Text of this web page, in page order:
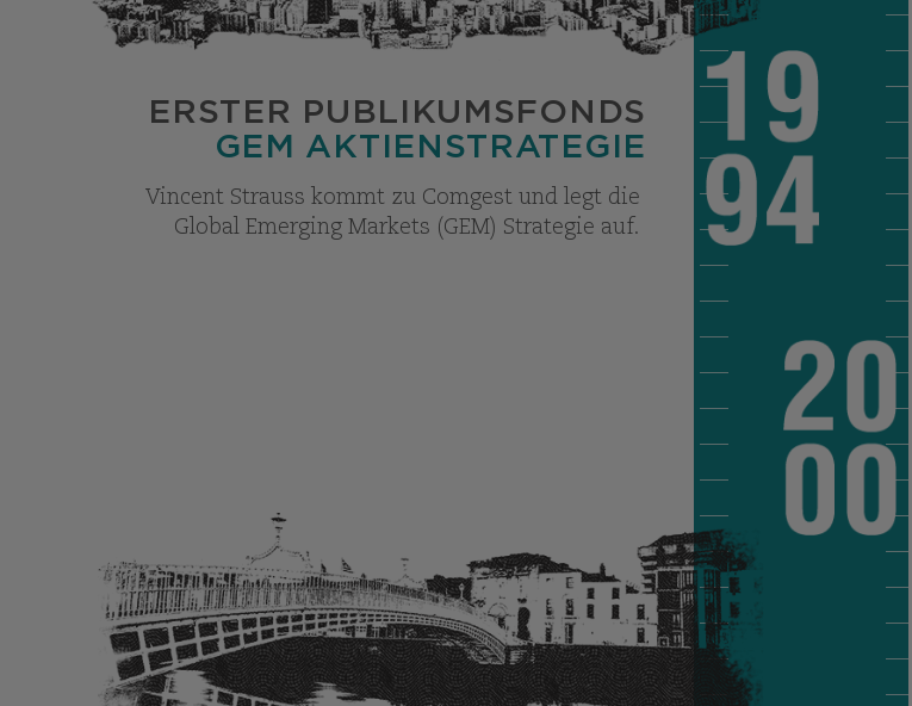
ERSTER PUBLIKUMSFONDS
GEM AKTIENSTRATEGIE
Vincent Strauss kommt zu Comgest und legt die
Global Emerging Markets (GEM) Strategie auf.